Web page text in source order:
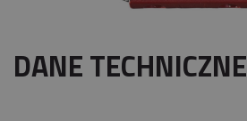
DANE TECHNICZNE